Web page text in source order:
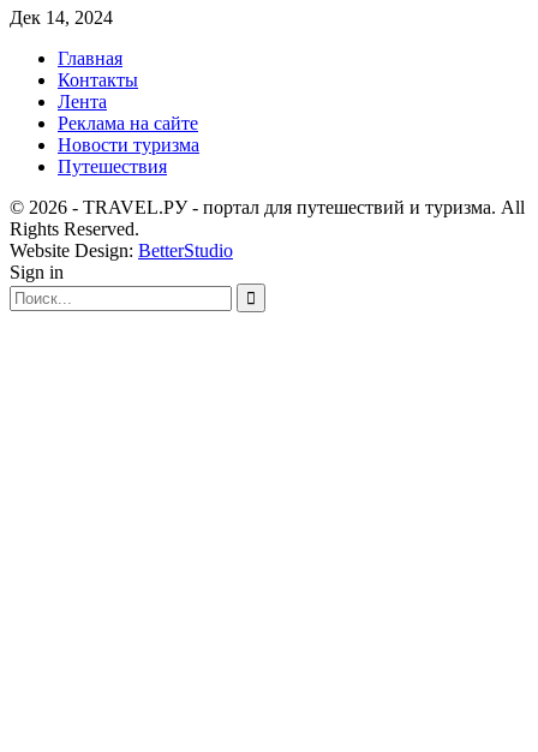
Дек 14, 2024
Главная
Контакты
Лента
Реклама на сайте
Новости туризма
Путешествия
© 2026 - TRAVEL.РУ - портал для путешествий и туризма. All
Rights Reserved.
Website Design: BetterStudio
Sign in